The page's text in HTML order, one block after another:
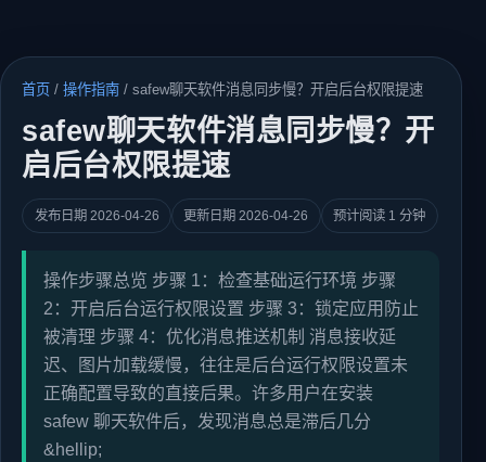
首页 /操作指南 /safew聊天软件消息同步慢？开启后台权限提速
safew聊天软件消息同步慢？开
启后台权限提速
发布日期 2026-04-26 更新日期 2026-04-26 预计阅读 1 分钟
操作步骤总览 步骤 1：检查基础运行环境 步骤
2：开启后台运行权限设置 步骤 3：锁定应用防止
被清理 步骤 4：优化消息推送机制 消息接收延
迟、图片加载缓慢，往往是后台运行权限设置未
正确配置导致的直接后果。许多用户在安装
safew 聊天软件后，发现消息总是滞后几分
&hellip;